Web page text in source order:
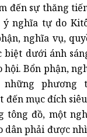
đến sự thăng
nghĩa tự do
nghĩa vụ,
biệt dưới ánh
hội. Bổn phận,
phương
đến mục đích
tông đồ, một
dân phải được